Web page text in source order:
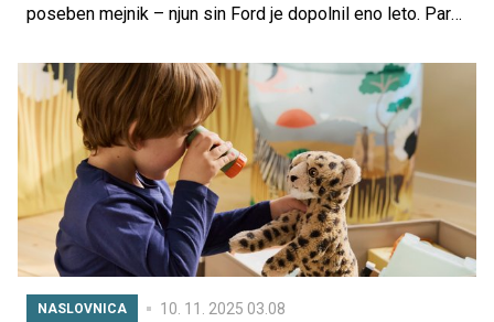
poseben mejnik – njun sin Ford je dopolnil eno leto. Par
letna mamica delila prikupen pregled Fordovega prvega
leta.
NASLOVNICA 10. 11. 2025 03.08